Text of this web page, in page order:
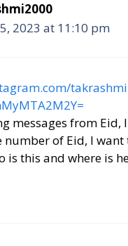
2023 at 11:10 pm
messages from Eid,
number of Eid, I want
is this and where is